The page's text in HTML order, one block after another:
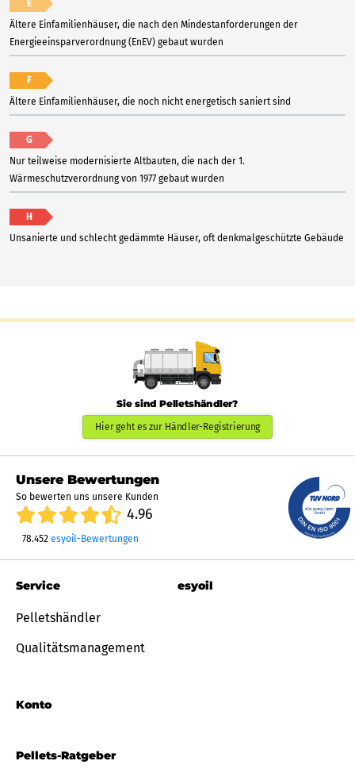
E
Ältere Einfamilienhäuser, die nach den Mindestanforderungen der
Energieeinsparverordnung (EnEV) gebaut wurden
F
Ältere Einfamilienhäuser, die noch nicht energetisch saniert sind
G
Nur teilweise modernisierte Altbauten, die nach der 1.
Wärmeschutzverordnung von 1977 gebaut wurden
H
Unsanierte und schlecht gedämmte Häuser, oft denkmalgeschützte Gebäude
Sie sind Pelletshändler?
Hier geht es zur Händler-Registrierung
Unsere Bewertungen
So bewerten uns unsere Kunden
4.96
78.452 esyoil-Bewertungen
Pellets-Ratgeber
Service
Pelletshändler
Qualitätsmanagement
Konto
esyoil